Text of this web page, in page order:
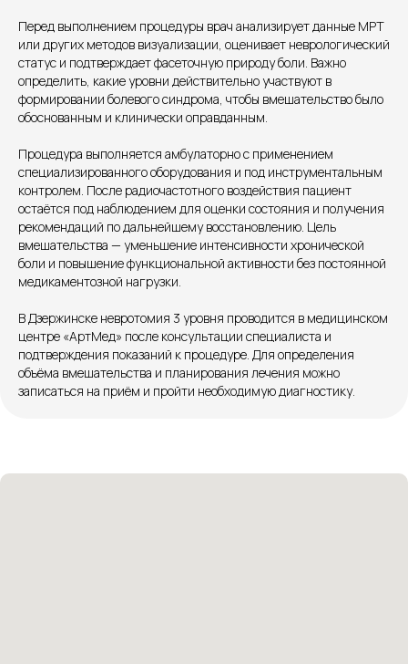
Перед выполнением процедуры врач анализирует данные МРТ
или других методов визуализации, оценивает неврологический
статус и подтверждает фасеточную природу боли. Важно
определить, какие уровни действительно участвуют в
формировании болевого синдрома, чтобы вмешательство было
обоснованным и клинически оправданным.
Процедура выполняется амбулаторно с применением
специализированного оборудования и под инструментальным
контролем. После радиочастотного воздействия пациент
остаётся под наблюдением для оценки состояния и получения
рекомендаций по дальнейшему восстановлению. Цель
вмешательства — уменьшение интенсивности хронической
боли и повышение функциональной активности без постоянной
медикаментозной нагрузки.
В Дзержинске невротомия 3 уровня проводится в медицинском
центре «АртМед» после консультации специалиста и
подтверждения показаний к процедуре. Для определения
объёма вмешательства и планирования лечения можно
записаться на приём и пройти необходимую диагностику.
Пн.-пт. — с 08:00 до 20:00
Сб. — с 08:00 до 18:00
Вс. — с 08:00 до 15:00
+7 8313 248 248
Единый номер
Петрищева д.35.пом.3 На ремонте
Розыгрыши и актуальные новости
в нашей официальной группе Вконтакте
Подписывайся